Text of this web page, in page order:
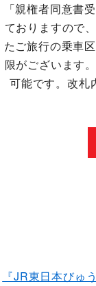
「親権者同意書
ておりますので
たご旅行の乗車
限がございます
可能です。改札
『JR東日本びゅ